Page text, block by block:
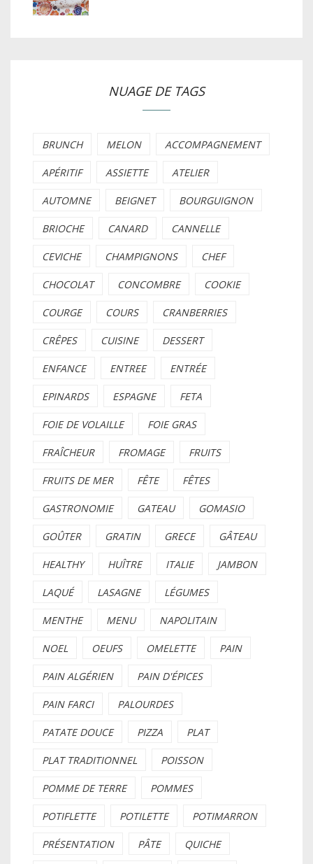
NUAGE DE TAGS
BRUNCH MELON ACCOMPAGNEMENT
APÉRITIF ASSIETTE ATELIER
AUTOMNE BEIGNET BOURGUIGNON
BRIOCHE CANARD CANNELLE
CEVICHE CHAMPIGNONS CHEF
CHOCOLAT CONCOMBRE COOKIE
COURGE COURS CRANBERRIES
CRÊPES CUISINE DESSERT
ENFANCE ENTREE ENTRÉE
EPINARDS ESPAGNE FETA
FOIE DE VOLAILLE FOIE GRAS
FRAÎCHEUR FROMAGE FRUITS
FRUITS DE MER FÊTE FÊTES
GASTRONOMIE GATEAU GOMASIO
GOÛTER GRATIN GRECE GÂTEAU
HEALTHY HUÎTRE ITALIE JAMBON
LAQUÉ LASAGNE LÉGUMES
MENTHE MENU NAPOLITAIN
NOEL OEUFS OMELETTE PAIN
PAIN ALGÉRIEN PAIN D'ÉPICES
PAIN FARCI PALOURDES
PATATE DOUCE PIZZA PLAT
PLAT TRADITIONNEL POISSON
POMME DE TERRE POMMES
POTIFLETTE POTILETTE POTIMARRON
PRÉSENTATION PÂTE QUICHE